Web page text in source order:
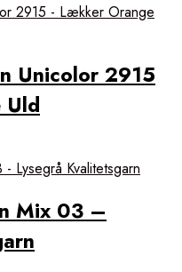
Unicolor 2915
Mix 03 –